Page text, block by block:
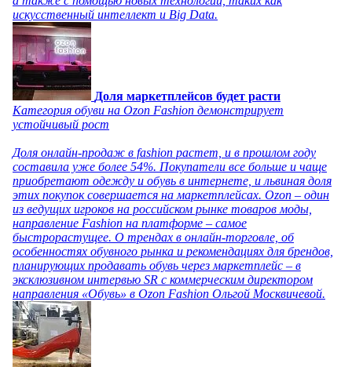
искусственный интеллект и Big Data.
Доля маркетплейсов будет расти
Категория обуви на Ozon Fashion демонстрирует
устойчивый рост
Доля онлайн-продаж в fashion растет, и в прошлом году
составила уже более 54%. Покупатели все больше и чаще
приобретают одежду и обувь в интернете, и львиная доля
этих покупок совершается на маркетплейсах. Ozon – один
из ведущих игроков на российском рынке товаров моды,
направление Fashion на платформе – самое
быстрорастущее. О трендах в онлайн-торговле, об
особенностях обувного рынка и рекомендациях для брендов,
планирующих продавать обувь через маркетплейс – в
эксклюзивном интервью SR с коммерческим директором
направления «Обувь» в Ozon Fashion Ольгой Москвичевой.